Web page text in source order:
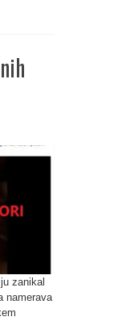
zanikal
namerava